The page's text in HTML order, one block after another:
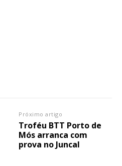
Próximo artigo
Troféu BTT Porto de
Mós arranca com
prova no Juncal